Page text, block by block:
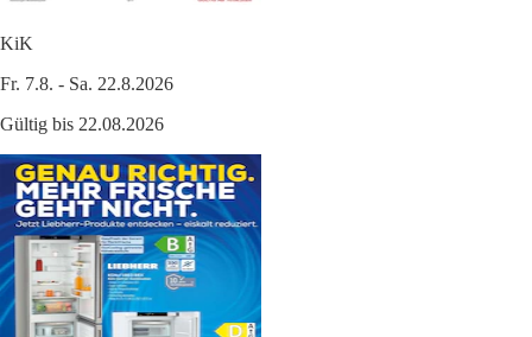
KiK
Fr. 7.8. - Sa. 22.8.2026
Gültig bis 22.08.2026